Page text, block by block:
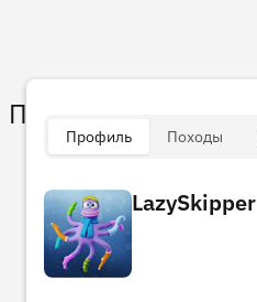
Профиль Походы
LazySkipper
Пульс